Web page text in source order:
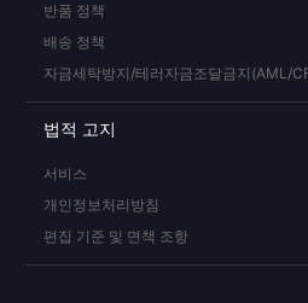
반품 정책
배송 정책
자금세탁방지/테러자금조달금지(AML/
법적 고지
서비스
개인정보처리방침
편집 기준 및 면책 조항